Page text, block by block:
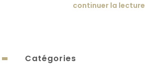
continuer la lecture
Catégories